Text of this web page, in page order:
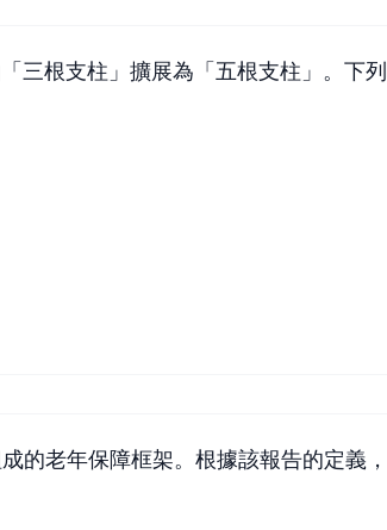
三根支柱」擴展為「五根支柱」。下
的老年保障框架。根據該報告的定義